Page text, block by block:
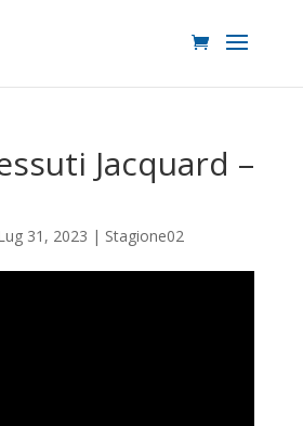
Jacquard –
31, 2023 | Stagione02